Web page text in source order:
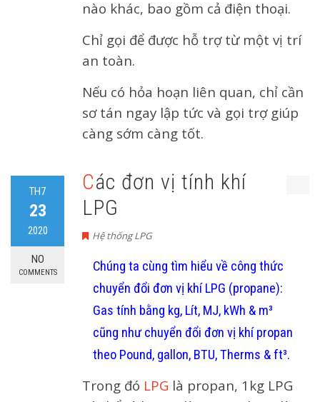
nào khác, bao gồm cả điện thoại.
Chỉ gọi để được hỗ trợ từ một vị trí
an toàn.
Nếu có hỏa hoạn liên quan, chỉ cần
sơ tán ngay lập tức và gọi trợ giúp
càng sớm càng tốt.
TH7
23
2020
NO
COMMENTS
Các đơn vị tính khí
LPG
Hệ thống LPG
Chúng ta cùng tìm hiểu về công thức
chuyển đổi đơn vị khí LPG (propane):
Gas tính bằng kg, Lít, MJ, kWh & m³
cũng như chuyển đổi đơn vị khí propan
theo Pound, gallon, BTU, Therms & ft³.
Trong đó LPG là propan, 1kg LPG